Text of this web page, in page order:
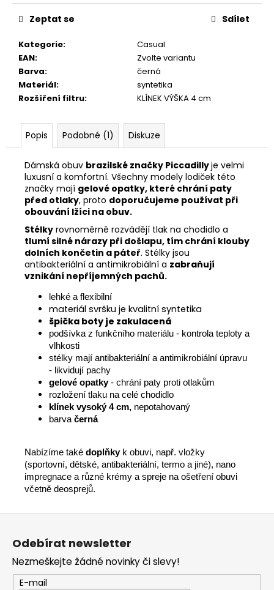
Kategorie:
Casual
EAN:
Zvolte variantu
Barva:
černá
Materiál:
syntetika
Rozšíření filtru: KLÍNEK VÝŠKA 4 cm
Zeptat se Sdílet
Popis Podobné (1) Diskuze
Dámská obuv brazilské značky Piccadillyje velmi
luxusní a komfortní. Všechny modely lodiček této
značky mají gelové opatky, které chrání paty
před otlaky, proto doporučujeme používat při
obouvání lžíci na obuv.
Stélky rovnoměrně rozvádějí tlak na chodidlo a
tlumí silné nárazy při došlapu, tím chrání klouby
dolních končetin a páteř. Stélky jsou
antibakteriální a antimikrobiální a zabraňují
vznikání nepříjemných pachů.
lehké a flexibilní
materiál svršku je kvalitní syntetika
špička boty je zakulacená
podšívka z funkčního materiálu - kontrola teploty a
vlhkosti
stélky mají antibakteriální a antimikrobiální úpravu
- likvidují pachy
gelové opatky- chrání paty proti otlakům
rozložení tlaku na celé chodidlo
klínek vysoký 4 cm, nepotahovaný
barva černá
Nabízíme také doplňkyk obuvi, např. vložky
(sportovní, dětské, antibakteriální, termo a jiné), nano
impregnace a různé krémy a spreje na ošetření obuvi
včetně deosprejů.
FASCITE
DÁMSKÉ
SANDÁLY
239038-
BÉŽOVÉ
Z
Odebírat newsletter
Nezmeškejte žádné novinky či slevy!
E-mail